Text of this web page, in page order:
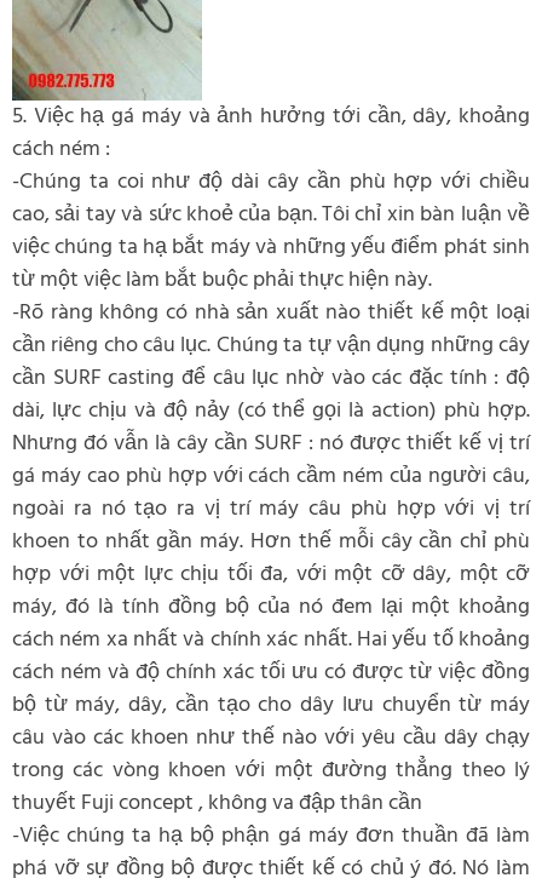
5. Việc hạ gá máy và ảnh hưởng tới cần, dây, khoảng
cách ném :
-Chúng ta coi như độ dài cây cần phù hợp với chiều
cao, sải tay và sức khoẻ của bạn. Tôi chỉ xin bàn luận về
việc chúng ta hạ bắt máy và những yếu điểm phát sinh
từ một việc làm bắt buộc phải thực hiện này.
-Rõ ràng không có nhà sản xuất nào thiết kế một loại
cần riêng cho câu lục. Chúng ta tự vận dụng những cây
cần SURF casting để câu lục nhờ vào các đặc tính : độ
dài, lực chịu và độ nảy (có thể gọi là action) phù hợp.
Nhưng đó vẫn là cây cần SURF : nó được thiết kế vị trí
gá máy cao phù hợp với cách cầm ném của người câu,
ngoài ra nó tạo ra vị trí máy câu phù hợp với vị trí
khoen to nhất gần máy. Hơn thế mỗi cây cần chỉ phù
hợp với một lực chịu tối đa, với một cỡ dây, một cỡ
máy, đó là tính đồng bộ của nó đem lại một khoảng
cách ném xa nhất và chính xác nhất. Hai yếu tố khoảng
cách ném và độ chính xác tối ưu có được từ việc đồng
bộ từ máy, dây, cần tạo cho dây lưu chuyển từ máy
câu vào các khoen như thế nào với yêu cầu dây chạy
trong các vòng khoen với một đường thẳng theo lý
thuyết Fuji concept , không va đập thân cần
-Việc chúng ta hạ bộ phận gá máy đơn thuần đã làm
phá vỡ sự đồng bộ được thiết kế có chủ ý đó. Nó làm